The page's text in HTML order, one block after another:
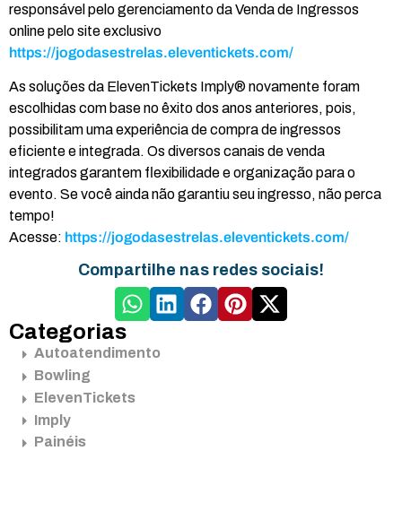
responsável pelo gerenciamento da Venda de Ingressos
online pelo site exclusivo
https://jogodasestrelas.eleventickets.com/
As soluções da ElevenTickets Imply® novamente foram
escolhidas com base no êxito dos anos anteriores, pois,
possibilitam uma experiência de compra de ingressos
eficiente e integrada. Os diversos canais de venda
integrados garantem flexibilidade e organização para o
evento. Se você ainda não garantiu seu ingresso, não perca
tempo!
Acesse: https://jogodasestrelas.eleventickets.com/
Compartilhe nas redes sociais!
Categorias
Autoatendimento
Bowling
ElevenTickets
Imply
Painéis